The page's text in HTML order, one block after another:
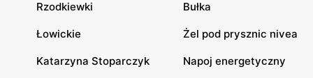
Rzodkiewki Bułka
Łowickie Żel pod prysznic nivea
Katarzyna Stoparczyk Napoj energetyczny